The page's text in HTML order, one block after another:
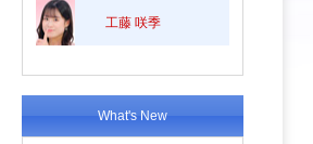
工藤 咲季
What's New